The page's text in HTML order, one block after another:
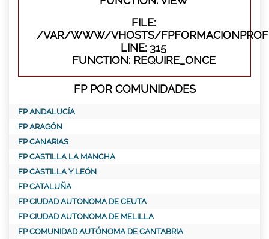
FILE:
/VAR/WWW/VHOSTS/
LINE: 315
FUNCTION: REQUIRE_ONCE
FP POR COMUNIDADES
FP ANDALUCÍA
FP ARAGÓN
FP CANARIAS
FP CASTILLA LA MANCHA
FP CASTILLA Y LEÓN
FP CATALUÑA
FP CIUDAD AUTONOMA DE CEUTA
FP CIUDAD AUTONOMA DE MELILLA
FP COMUNIDAD AUTÓNOMA DE CANTABRIA